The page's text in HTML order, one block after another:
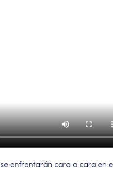
enfrentarán cara a cara en el